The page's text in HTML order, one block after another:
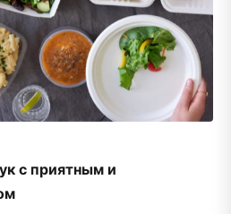
с приятным и